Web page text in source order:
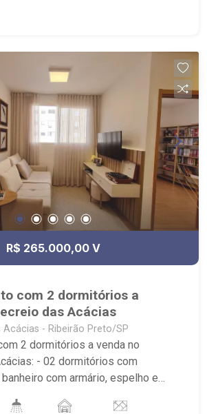
um Copo de Café, Fiusa Center,
R$ 265.000,00 V
com 2 dormitórios a
das Acácias
Acácias - Ribeirão Preto/SP
2 dormitórios a venda no
- 02 dormitórios com
com armário, espelho e
- Cozinha Americana; - Área